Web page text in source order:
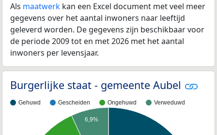
Als maatwerk kan een Excel document met veel meer
gegevens over het aantal inwoners naar leeftijd
geleverd worden. De gegevens zijn beschikbaar voor
de periode 2009 tot en met 2026 met het aantal
inwoners per levensjaar.
Burgerlijke staat - gemeente Aubel
Gehuwd Gescheiden Ongehuwd Verweduwd
6,9%